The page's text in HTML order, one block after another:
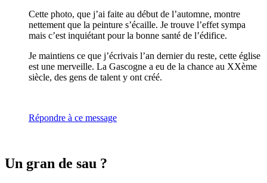
Cette photo, que j’ai faite au début de l’automne, montre
nettement que la peinture s’écaille. Je trouve l’effet sympa
mais c’est inquiétant pour la bonne santé de l’édifice.
Je maintiens ce que j’écrivais l’an dernier du reste, cette église
est une merveille. La Gascogne a eu de la chance au XXème
siècle, des gens de talent y ont créé.
Répondre à ce message
Un gran de sau ?